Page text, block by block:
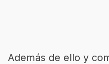
Además de ello y